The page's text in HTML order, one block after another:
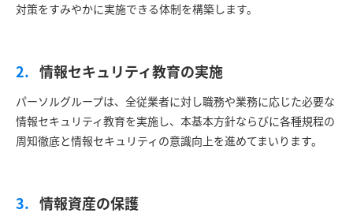
対策をすみやかに実施できる体制を構築します。
情報セキュリティ教育の実施
パーソルグループは、全従業者に対し職務や業務に応じた必要な
情報セキュリティ教育を実施し、本基本方針ならびに各種規程の
周知徹底と情報セキュリティの意識向上を進めてまいります。
情報資産の保護